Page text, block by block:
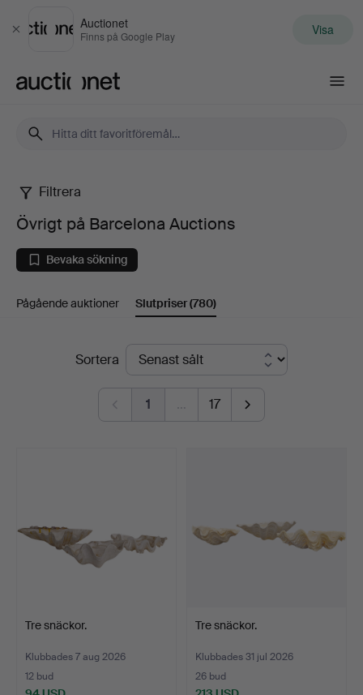
Stäng
Auctionet
Finns på Google Play Visa
Övrigt
på
Barcelona
Auctions
Filtrera
Övrigt på Barcelona Auctions
Bevaka sökning
Pågående auktioner Slutpriser(780)
SlutpriserSortera
1 … 17
Tre snäckor.
Klubbades 7 aug 2026
12 bud
Tre snäckor.
Klubbades 31 jul 2026
26 bud